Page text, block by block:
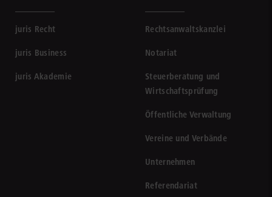
juris Recht
juris Business
juris Akademie
Rechtsanwaltskanzlei
Notariat
Steuerberatung und
Wirtschaftsprüfung
Öffentliche Verwaltung
Vereine und Verbände
Unternehmen
Referendariat